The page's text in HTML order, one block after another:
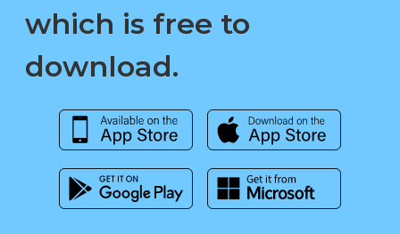
which is free to
download.